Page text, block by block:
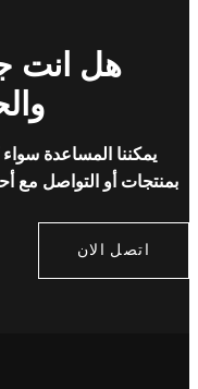
هل انت
يمكننا المساعدة
بمنتجات أو التواصل مع
اتصل الان